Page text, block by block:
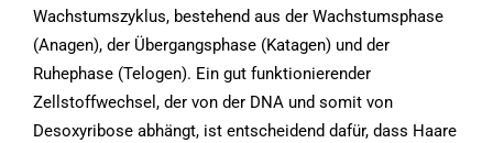
Wachstumszyklus, bestehend aus der Wachstumsphase
(Anagen), der Übergangsphase (Katagen) und der
Ruhephase (Telogen). Ein gut funktionierender
Zellstoffwechsel, der von der DNA und somit von
Desoxyribose abhängt, ist entscheidend dafür, dass Haare